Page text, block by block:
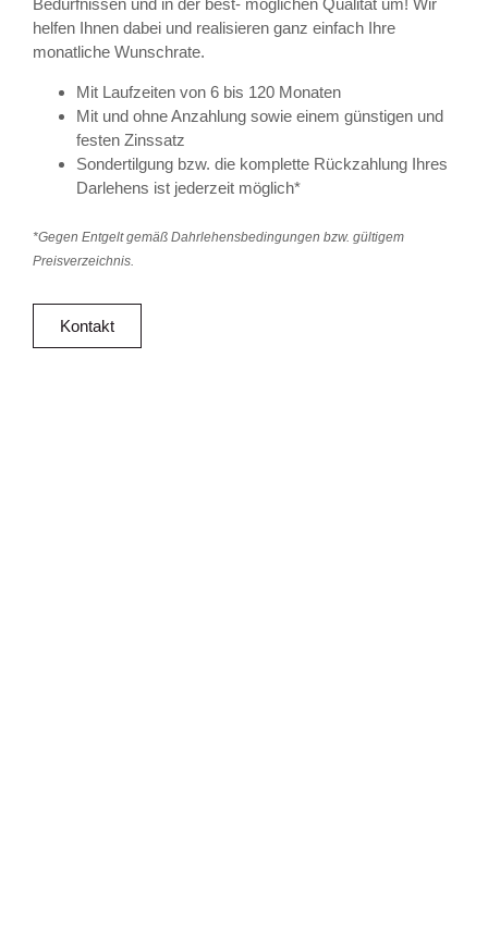
Bedürfnissen und in der best- möglichen Qualität um! Wir
helfen Ihnen dabei und realisieren ganz einfach Ihre
monatliche Wunschrate.
Mit Laufzeiten von 6 bis 120 Monaten
Mit und ohne Anzahlung sowie einem günstigen und
festen Zinssatz
Sondertilgung bzw. die komplette Rückzahlung Ihres
Darlehens ist jederzeit möglich*
*Gegen Entgelt gemäß Dahrlehensbedingungen bzw. gültigem
Preisverzeichnis.
Kontakt